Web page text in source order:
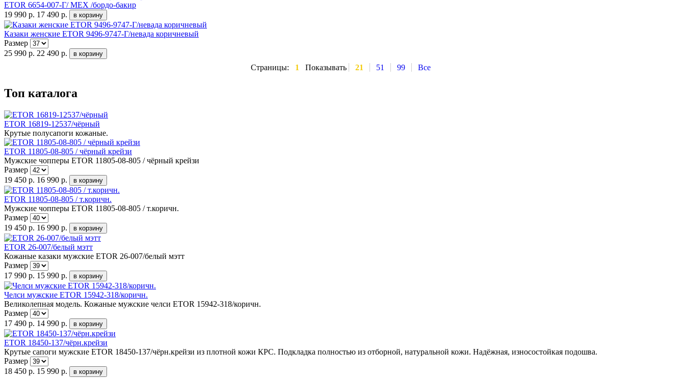
ETOR 6654-007-Г/ МЕХ /бордо-бакир
19 990 р. 17 490 р.
Казаки женские ETOR 9496-9747-Г/невада коричневый
Размер
25 990 р. 22 490 р.
Страницы:
1 Показывать 21 51 99 Все
Топ каталога
ETOR 16819-12537/чёрный
Крутые полусапоги кожаные.
ETOR 11805-08-805 / чёрный крейзи
Мужские чопперы ETOR 11805-08-805 / чёрный крейзи
Размер
19 450 р. 16 990 р.
ETOR 11805-08-805 / т.коричн.
Мужские чопперы ETOR 11805-08-805 / т.коричн.
Размер
19 450 р. 16 990 р.
ETOR 26-007/белый мэтт
Кожаные казаки мужские ETOR 26-007/белый мэтт
Размер
17 990 р. 15 990 р.
Челси мужские ETOR 15942-318/коричн.
Великолепная модель. Кожаные мужские челси ETOR 15942-318/коричн.
Размер
17 490 р. 14 990 р.
ETOR 18450-137/чёрн.крейзи
Крутые сапоги мужские ETOR 18450-137/чёрн.крейзи из плотной кожи КРС. Подкладка полностью из отборной, натуральной кожи. Надёжная, износостойкая подошва.
Размер
18 450 р. 15 990 р.